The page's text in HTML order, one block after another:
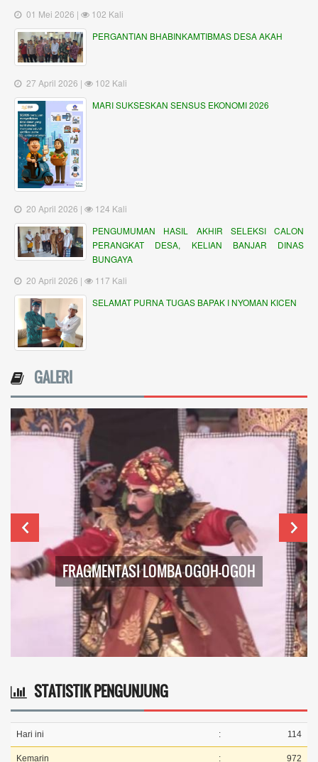
01 Mei 2026 |
102 Kali
PERGANTIAN BHABINKAMTIBMAS DESA AKAH
27 April 2026 |
102 Kali
MARI SUKSESKAN SENSUS EKONOMI 2026
20 April 2026 |
124 Kali
PENGUMUMAN HASIL AKHIR SELEKSI CALON
PERANGKAT DESA, KELIAN BANJAR DINAS
BUNGAYA
20 April 2026 |
117 Kali
SELAMAT PURNA TUGAS BAPAK I NYOMAN KICEN
GALERI
FRAGMENTASI LOMBA OGOH-OGOH
STATISTIK PENGUNJUNG
Hari ini : 114
Kemarin : 972